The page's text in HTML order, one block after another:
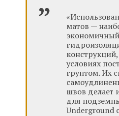
матов —
условиях
грунтом. Их
швов делает
для
Underground